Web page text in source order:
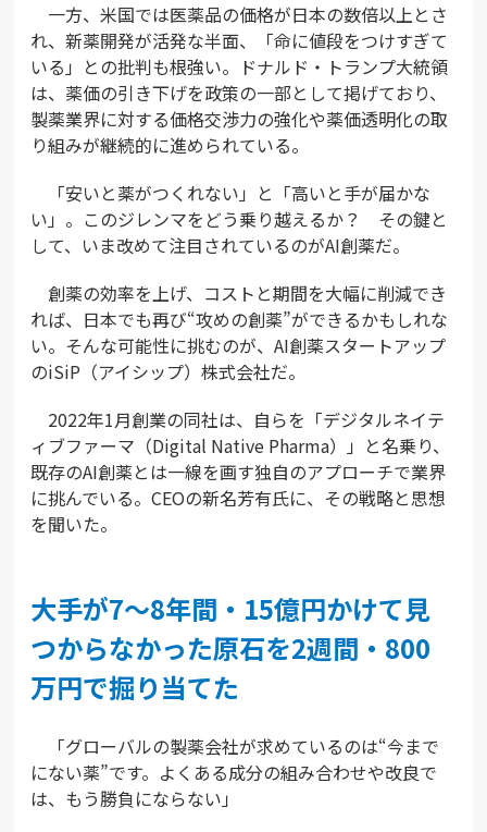
一方、米国では医薬品の価格が日本の数倍以上とさ
れ、新薬開発が活発な半面、「命に値段をつけすぎて
いる」との批判も根強い。ドナルド・トランプ大統領
は、薬価の引き下げを政策の一部として掲げており、
製薬業界に対する価格交渉力の強化や薬価透明化の取
り組みが継続的に進められている。
「安いと薬がつくれない」と「高いと手が届かな
い」。このジレンマをどう乗り越えるか？ その鍵と
して、いま改めて注目されているのがAI創薬だ。
創薬の効率を上げ、コストと期間を大幅に削減でき
れば、日本でも再び“攻めの創薬”ができるかもしれな
い。そんな可能性に挑むのが、AI創薬スタートアップ
のiSiP（アイシップ）株式会社だ。
2022年1月創業の同社は、自らを「デジタルネイテ
ィブファーマ（Digital Native Pharma）」と名乗り、
既存のAI創薬とは一線を画す独自のアプローチで業界
に挑んでいる。CEOの新名芳有氏に、その戦略と思想
を聞いた。
大手が7～8年間・15億円かけて見
つからなかった原石を2週間・800
万円で掘り当てた
「グローバルの製薬会社が求めているのは“今まで
にない薬”です。よくある成分の組み合わせや改良で
は、もう勝負にならない」